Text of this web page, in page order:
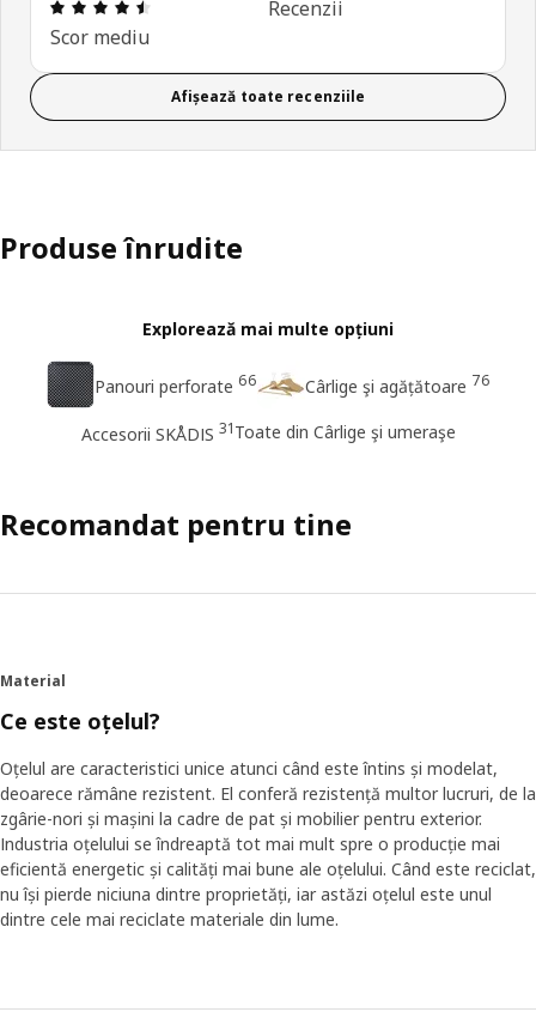
Scor mediu
Recenzii
Afișează toate recenziile
Produse înrudite
Explorează mai multe opțiuni
Panouri perforate 66 Cârlige şi agățătoare 76
Accesorii SKÅDIS 31Toate din Cârlige şi umeraşe
Recomandat pentru tine
Material
Ce este oțelul?
Oțelul are caracteristici unice atunci când este întins și modelat,
deoarece rămâne rezistent. El conferă rezistență multor lucruri, de la
zgârie-nori și mașini la cadre de pat și mobilier pentru exterior.
Industria oțelului se îndreaptă tot mai mult spre o producție mai
eficientă energetic și calități mai bune ale oțelului. Când este reciclat,
nu își pierde niciuna dintre proprietăți, iar astăzi oțelul este unul
dintre cele mai reciclate materiale din lume.